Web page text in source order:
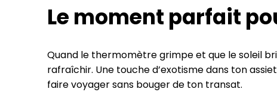
Le moment parfait
Quand le thermomètre grimpe et que le soleil
rafraîchir. Une touche d’exotisme dans ton
faire voyager sans bouger de ton transat.